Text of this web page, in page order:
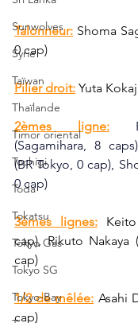
Sunwolves
Syrie
Taïwan
Thaïlande
Timor oriental
Tochigi
Toda
Tokatsu
Tokyo Gas
Tokyo SG
Tokyo-Bay
Talonneur: Shoma
0 cap)
Pilier droit: Yuta
2èmes ligne:
(Sagamihara, 8
(BR Tokyo, 0 cap),
0 cap)
3èmes lignes:
cap), Rikuto Nakaya
cap)
1/2 de mêlée: Asahi
cap)